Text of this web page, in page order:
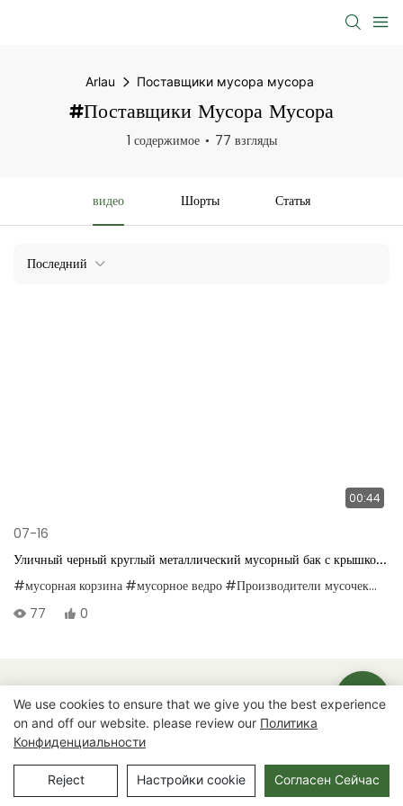
Arlau Поставщики мусора мусора
#Поставщики Мусора Мусора
1 содержимое 77 взгляды
видео Шорты Статья
Последний
00:44
07-16
Уличный черный круглый металлический мусорный бак с крышкой,
с подкладкой для легкой разборки и очистки.
#мусорная корзина #мусорное ведро #Производители мусочек
77
0
Manufacturing Co., Ltd. | Карта сайта
We use cookies to ensure that we give you the best experience
on and off our website. please review our Политика
Конфиденциальности
Reject Настройки cookie Согласен Сейчас